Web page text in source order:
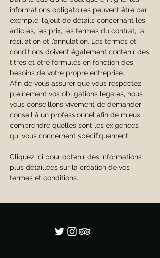
informations obligatoires peuvent être par
exemple, l’ajout de détails concernant les
articles, les prix, les termes du contrat, la
résiliation et l’annulation. Les termes et
conditions doivent également contenir des
titres et être formulés en fonction des
besoins de votre propre entreprise.
Afin de vous assurer que vous respectez
pleinement vos obligations légales, nous
vous conseillons vivement de demander
conseil à un professionnel afin de mieux
comprendre quelles sont les exigences
qui vous concernent spécifiquement.
Cliquez ici pour obtenir des informations
plus détaillées sur la création de vos
termes et conditions.